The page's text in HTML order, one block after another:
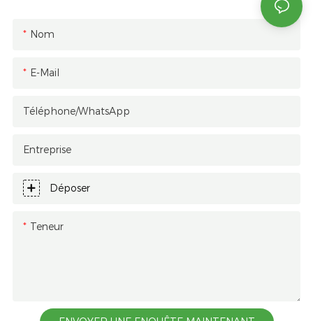
Nom
E-Mail
Téléphone/WhatsApp
Entreprise
Déposer
Teneur